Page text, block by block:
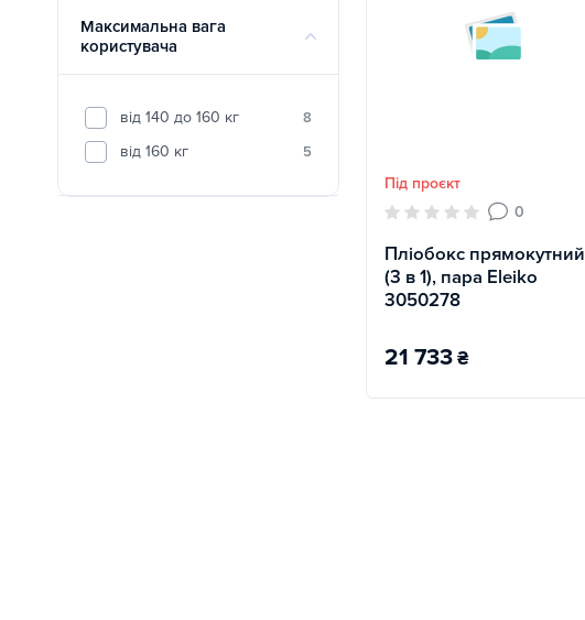
Під проєкт
0
Пліобокс прямокутний
(3 в 1), пара Eleiko
3050278
21 733₴
Максимальна вага
користувача
від 140 до 160 кг 8
від 160 кг 5